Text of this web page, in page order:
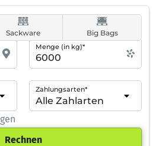
Sackware Big Bags
Menge (in kg)*
Zahlungsarten*
Rechnen